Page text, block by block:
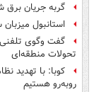
گربه جریان برق
استانبول
گفت وگوی تلفنی
تحولات منطقه‌ای
کوبا: با تهدید
روبه‌رو هستیم